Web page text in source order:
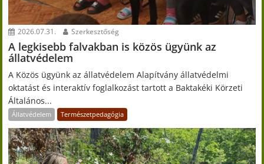
2026.07.31. Szerkesztőség
A legkisebb falvakban is közös ügyünk az
állatvédelem
A Közös ügyünk az állatvédelem Alapítvány állatvédelmi
oktatást és interaktív foglalkozást tartott a Baktakéki Körzeti
Általános...
Állatvédelem Természetpedagógia